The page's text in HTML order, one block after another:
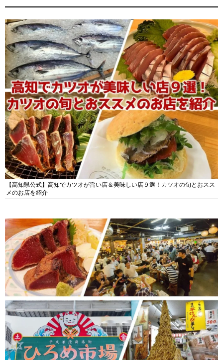
【高知県公式】高知でカツオが旨い店＆美味しい店９選！カツオの旬とおスス
メのお店を紹介